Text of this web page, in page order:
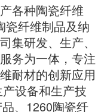
各种陶瓷纤维
瓷纤维制品及纳
集研发、生产、
务为一体，专注
耐材的创新应用
设备和生产技
、1260陶瓷纤